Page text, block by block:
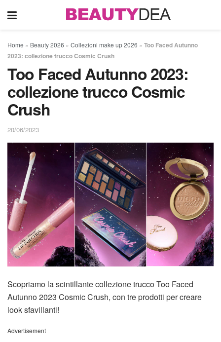
Home » Beauty 2026 » Collezioni make up 2026 » Too Faced Autunno
2023: collezione trucco Cosmic Crush
Too Faced Autunno 2023:
collezione trucco Cosmic
Crush
20/06/2023
Scopriamo la scintillante collezione trucco Too Faced
Autunno 2023 Cosmic Crush, con tre prodotti per creare
look sfavillanti!
Advertisement